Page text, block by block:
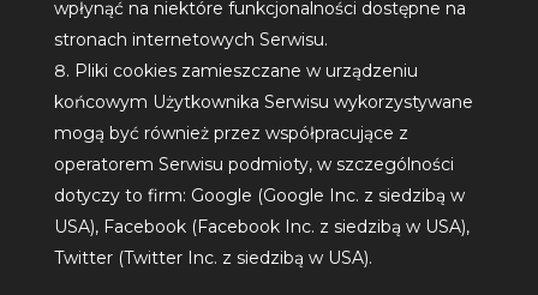
wpłynąć na niektóre funkcjonalności dostępne na
stronach internetowych Serwisu.
Pliki cookies zamieszczane w urządzeniu
końcowym Użytkownika Serwisu wykorzystywane
mogą być również przez współpracujące z
operatorem Serwisu podmioty, w szczególności
dotyczy to firm: Google (Google Inc. z siedzibą w
USA), Facebook (Facebook Inc. z siedzibą w USA),
Twitter (Twitter Inc. z siedzibą w USA).